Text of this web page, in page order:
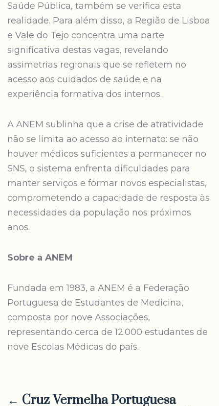
Saúde Pública, também se verifica esta
realidade. Para além disso, a Região de Lisboa
e Vale do Tejo concentra uma parte
significativa destas vagas, revelando
assimetrias regionais que se refletem no
acesso aos cuidados de saúde e na
experiência formativa dos internos.
A ANEM sublinha que a crise de atratividade
não se limita ao acesso ao internato: se não
houver médicos suficientes a permanecer no
SNS, o sistema enfrenta dificuldades para
manter serviços e formar novos especialistas,
comprometendo a capacidade de resposta às
necessidades da população nos próximos
anos.
Sobre a ANEM
Fundada em 1983, a ANEM é a Federação
Portuguesa de Estudantes de Medicina,
composta por nove Associações,
representando cerca de 12.000 estudantes de
nove Escolas Médicas do país.
← Cruz Vermelha Portuguesa